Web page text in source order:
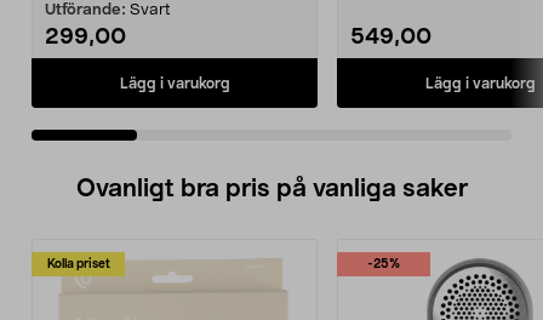
Utförande: Svart
299,00
Lägg i varukorg
549,00
Lägg i varukorg
Ovanligt bra pris på vanliga saker
Kolla priset -25%